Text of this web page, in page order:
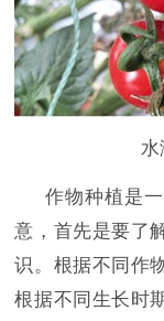
作物种植是
意，首先是要了
识。根据不同作
根据不同生长时